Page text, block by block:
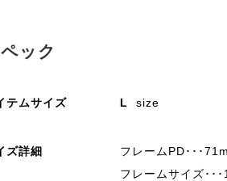
ック
テムサイズ L size
ズ詳細
フレームPD･･･
フレームサイズ･･